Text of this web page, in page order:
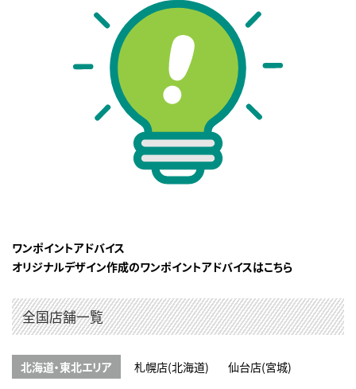
ワンポイントアドバイス
オリジナルデザイン作成のワンポイントアドバイスはこちら
全国店舗一覧
北海道・東北エリア 札幌店(北海道) 仙台店(宮城)